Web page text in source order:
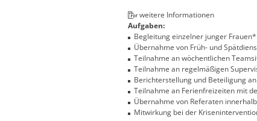
weitere Informationen
Aufgaben:
Begleitung einzelner junger
Übernahme von Früh- und
Teilnahme an wöchentlichen
Teilnahme an regelmäßigen
Berichterstellung und Beteiligung
Teilnahme an Ferienfreizeiten mit
Übernahme von Referaten
Mitwirkung bei der